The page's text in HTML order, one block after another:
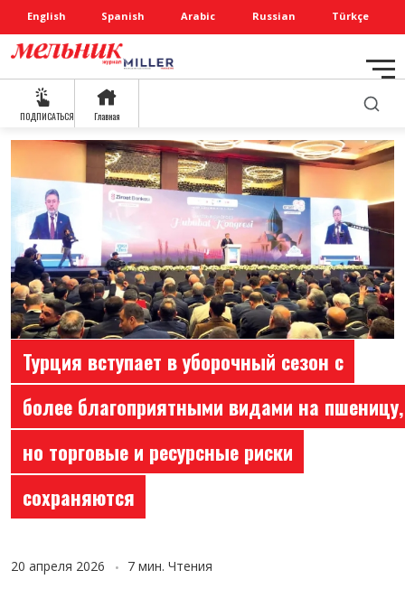
English Spanish Arabic Russian Türkçe
ПОДПИСАТЬСЯ Главная
Турция вступает в уборочный сезон с
более благоприятными видами на пшеницу,
но торговые и ресурсные риски
сохраняются
20 апреля 2026 7 мин. Чтения